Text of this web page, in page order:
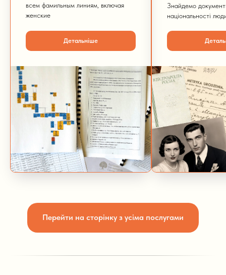
всем фамильным линиям, включая
женские
Детальніше
Знайдемо
національності
Перейти на сторінку з усіма послугами